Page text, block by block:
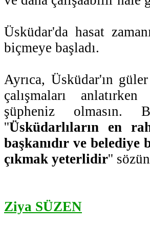
Üsküdar'da hasat
biçmeye başladı.
Ayrıca, Üsküdar'ın
çalışmaları
şüpheniz olmasın.
''Üsküdarlıların en
başkanıdır ve belediye
çıkmak yeterlidir''
Ziya SÜZEN